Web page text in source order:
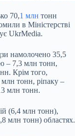
70,1 млн тонн
в Міністерстві
UkrMedia.
намолочено 35,5
– 7,3 млн тонн,
Крім того,
тонн, ріпаку –
млн тонн.
(6,4 млн тонн),
млн тонн) областях.